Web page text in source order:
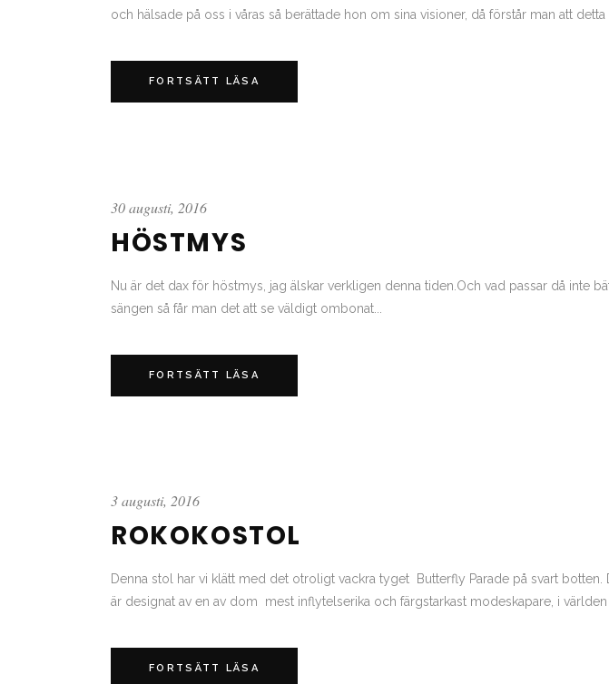
och hälsade på oss i våras så berättade hon om sina visioner, då förstår man att detta
FORTSÄTT LÄSA
30 augusti, 2016
HÖSTMYS
Nu är det dax för höstmys, jag älskar verkligen denna tiden.Och vad passar då inte
sängen så får man det att se väldigt ombonat...
FORTSÄTT LÄSA
3 augusti, 2016
ROKOKOSTOL
Denna stol har vi klätt med det otroligt vackra tyget Butterfly Parade på svart
är designat av en av dom mest inflytelserika och färgstarkast modeskapare, i världen
FORTSÄTT LÄSA